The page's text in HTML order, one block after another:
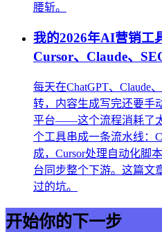
腰斩。
我的2026年AI营销工
Cursor、Claude、
每天在ChatGPT、Claude
转，内容生成写完还要手
平台——这个流程消耗了
个工具串成一条流水线：
成，Cursor处理自动化脚
台同步整个下游。这篇文
过的坑。
开始你的下一步